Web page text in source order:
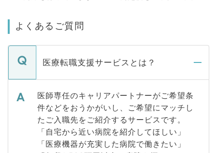
よくあるご質問
医療転職支援サービスとは？
医師専任のキャリアパートナーがご希望条
件などをおうかがいし、ご希望にマッチし
たご入職先をご紹介するサービスです。
「自宅から近い病院を紹介してほしい」
「医療機器が充実した病院で働きたい」